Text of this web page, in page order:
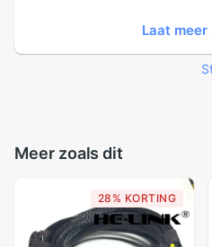
Laat meer
Meer zoals dit
28% KORTING